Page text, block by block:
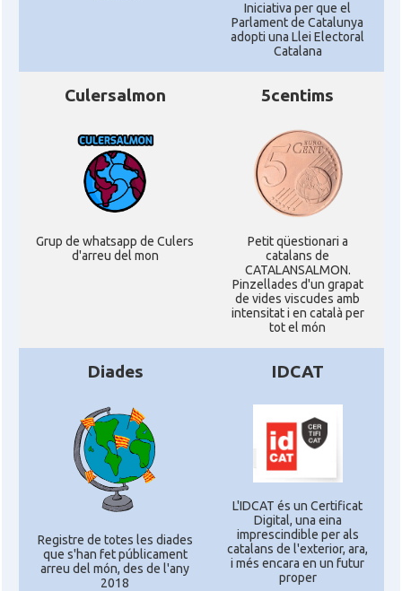
Iniciativa per que el
Parlament de Catalunya
adopti una Llei Electoral
Catalana
Culersalmon
Grup de whatsapp de Culers
d'arreu del mon
5centims
Petit qüestionari a
catalans de
CATALANSALMON.
Pinzellades d'un grapat
de vides viscudes amb
intensitat i en català per
tot el món
Diades
Registre de totes les diades
que s'han fet públicament
arreu del món, des de l'any
2018
IDCAT
L'IDCAT és un Certificat
Digital, una eina
imprescindible per als
catalans de l'exterior, ara,
i més encara en un futur
proper